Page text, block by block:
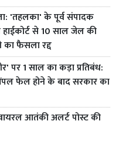
'तहलका' के पूर्व संपादक
से 10 साल जेल की
का फैसला रद्द
पर 1 साल का कड़ा प्रतिबंध:
फेल होने के बाद सरकार का
आतंकी अलर्ट पोस्ट की